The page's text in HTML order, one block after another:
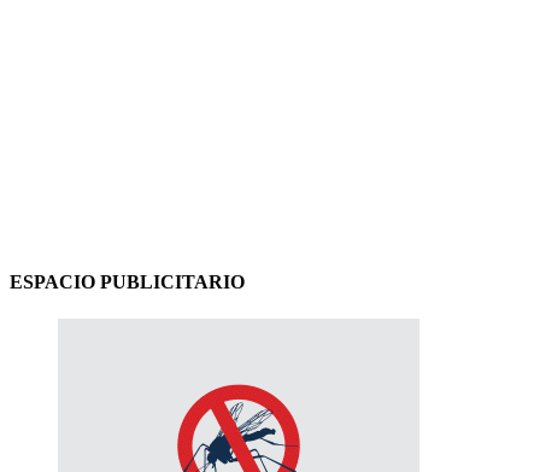
ESPACIO PUBLICITARIO